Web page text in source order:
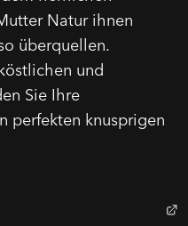
Natur ihnen
überquellen.
und
Sie Ihre
perfekten knusprigen